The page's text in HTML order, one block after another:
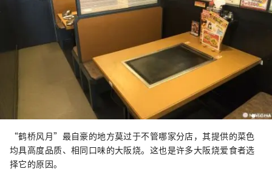
“鹤桥风月”最自豪的地方莫过于不管哪家分店，其提供的菜色
均具高度品质、相同口味的大阪烧。这也是许多大阪烧爱食者选
择它的原因。